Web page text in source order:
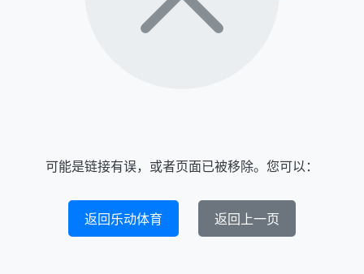
可能是链接有误，或者页面已被移除。您可以：
返回乐动体育 返回上一页